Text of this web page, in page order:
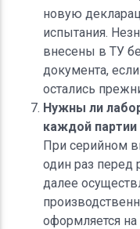
новую
испытания.
внесены в ТУ
документа,
остались
Нужны ли
каждой партии
При серийном
один раз перед
далее
оформляется